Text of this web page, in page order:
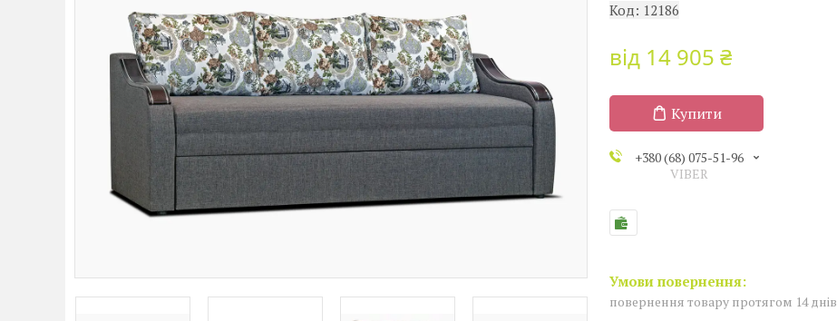
Код: 12186
від 14 905 ₴
Купити
+380 (68) 075-51-96
VIBER
повернення товару протягом 14 днів